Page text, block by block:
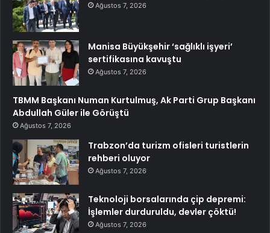
Ağustos 7, 2026
Manisa Büyükşehir ‘sağlıklı işyeri’
sertifikasına kavuştu
Ağustos 7, 2026
TBMM Başkanı Numan Kurtulmuş, Ak Parti Grup Başkanı
Abdullah Güler ile Görüştü
Ağustos 7, 2026
Trabzon’da turizm ofisleri turistlerin
rehberi oluyor
Ağustos 7, 2026
Teknoloji borsalarında çip depremi:
İşlemler durduruldu, devler çöktü!
Ağustos 7, 2026